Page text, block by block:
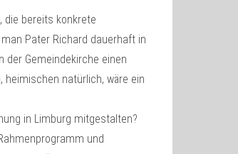
die bereits konkrete
Pater Richard dauerhaft in
der Gemeindekirche einen
heimischen natürlich, wäre ein
in Limburg mitgestalten?
und